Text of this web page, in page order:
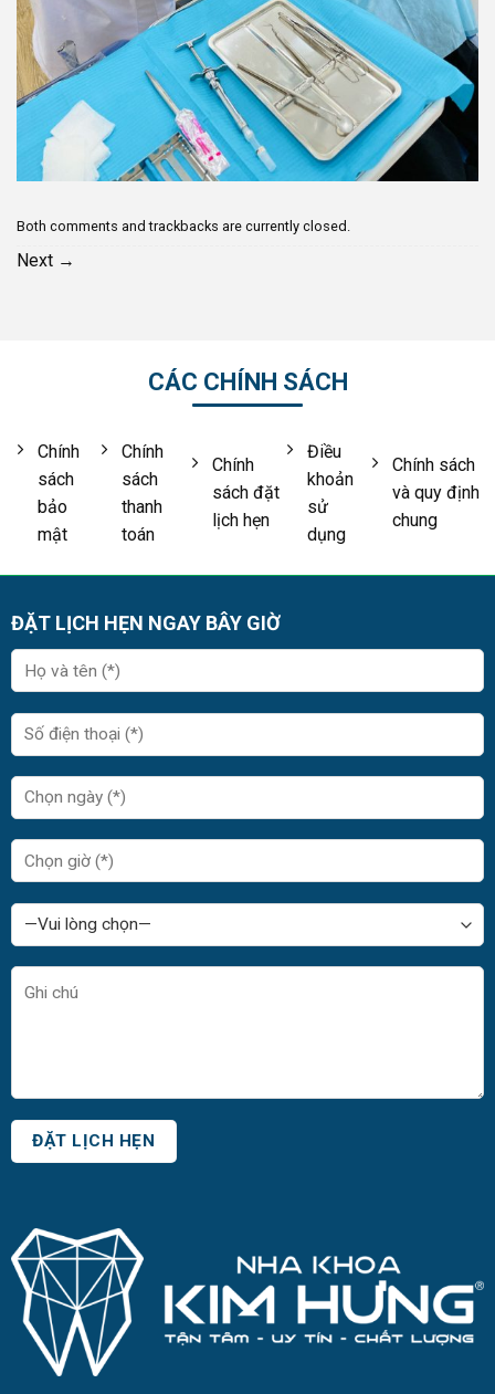
Both comments and trackbacks are currently closed.
Next →
CÁC CHÍNH SÁCH
Chính
sách
bảo
mật
Chính
sách
thanh
toán
Chính
sách đặt
lịch hẹn
Điều
khoản
sử
dụng
Chính sách
và quy định
chung
ĐẶT LỊCH HẸN NGAY BÂY GIỜ